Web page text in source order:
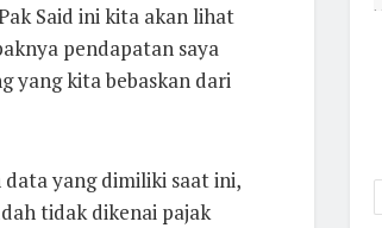
Said ini kita akan lihat
pendapatan saya
yang kita bebaskan dari
yang dimiliki saat ini,
tidak dikenai pajak